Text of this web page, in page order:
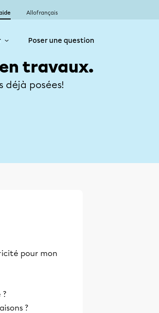
Allofrançais
Poser une question
travaux.
déjà posées!
pour mon
?